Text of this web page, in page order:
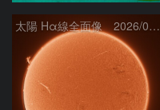
太陽 Hα線全面像 2026/08/06